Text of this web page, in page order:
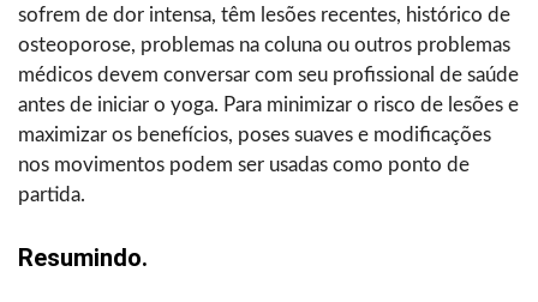
sofrem de dor intensa, têm lesões recentes, histórico de
osteoporose, problemas na coluna ou outros problemas
médicos devem conversar com seu profissional de saúde
antes de iniciar o yoga. Para minimizar o risco de lesões e
maximizar os benefícios, poses suaves e modificações
nos movimentos podem ser usadas como ponto de
partida.
Resumindo.